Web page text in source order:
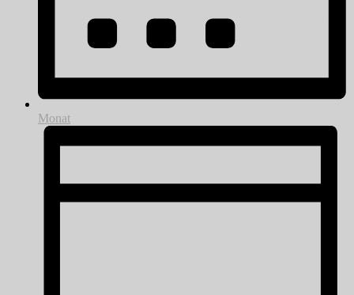
Monat